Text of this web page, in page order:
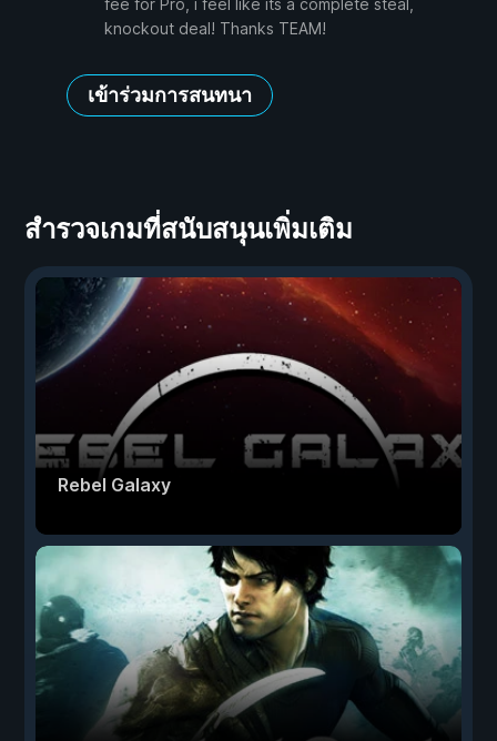
fee for Pro, i feel like its a complete steal,
knockout deal! Thanks TEAM!
เข้าร่วมการสนทนา
สำรวจเกมที่สนับสนุนเพิ่มเติม
Rebel Galaxy